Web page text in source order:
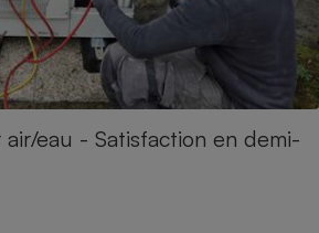
eau - Satisfaction en demi-